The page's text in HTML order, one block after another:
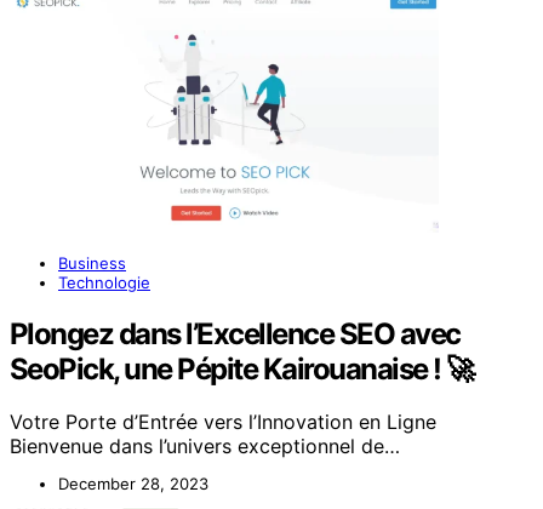
Business
Technologie
Plongez dans l’Excellence SEO avec
SeoPick, une Pépite Kairouanaise ! 🚀
Votre Porte d’Entrée vers l’Innovation en Ligne
Bienvenue dans l’univers exceptionnel de…
December 28, 2023